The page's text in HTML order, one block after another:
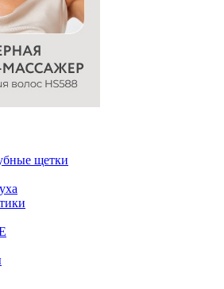
щетки